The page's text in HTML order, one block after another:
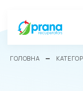
ГОЛОВНА